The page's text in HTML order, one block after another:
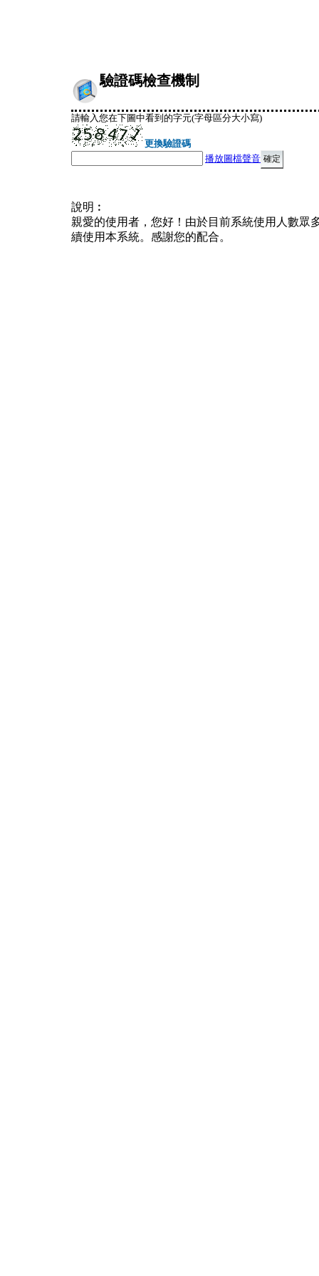
驗證碼檢查機制
請輸入您在下圖中看到的字元(字母區分大小寫)
更換驗證碼
播放圖檔聲音
說明︰
親愛的使用者，您好！由於目前系統使用人數眾
續使用本系統。感謝您的配合。